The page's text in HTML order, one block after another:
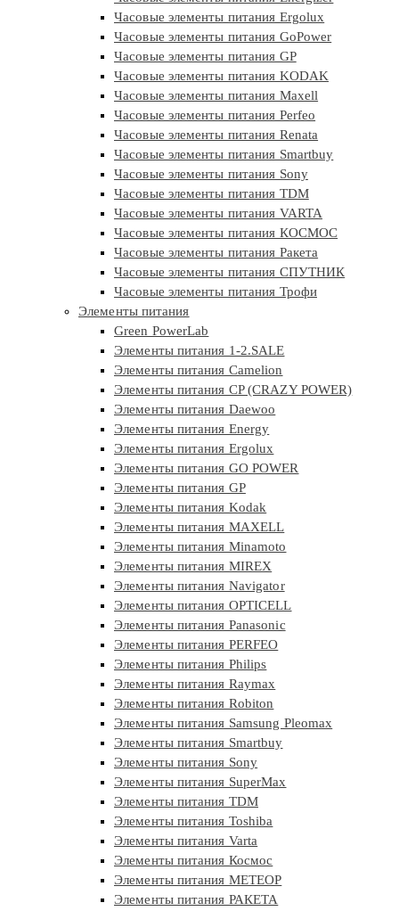
Часовые элементы питания Ergolux
Часовые элементы питания GoPower
Часовые элементы питания GP
Часовые элементы питания KODAK
Часовые элементы питания Maxell
Часовые элементы питания Perfeo
Часовые элементы питания Renata
Часовые элементы питания Smartbuy
Часовые элементы питания Sony
Часовые элементы питания TDM
Часовые элементы питания VARTA
Часовые элементы питания КОСМОС
Часовые элементы питания Ракета
Часовые элементы питания СПУТНИК
Часовые элементы питания Трофи
Элементы питания
Green PowerLab
Элементы питания 1-2.SALE
Элементы питания Camelion
Элементы питания CP (CRAZY POWER)
Элементы питания Daewoo
Элементы питания Energy
Элементы питания Ergolux
Элементы питания GO POWER
Элементы питания GP
Элементы питания Kodak
Элементы питания MAXELL
Элементы питания Minamoto
Элементы питания MIREX
Элементы питания Navigator
Элементы питания OPTICELL
Элементы питания Panasonic
Элементы питания PERFEO
Элементы питания Philips
Элементы питания Raymax
Элементы питания Robiton
Элементы питания Samsung Pleomax
Элементы питания Smartbuy
Элементы питания Sony
Элементы питания SuperMax
Элементы питания TDM
Элементы питания Toshiba
Элементы питания Varta
Элементы питания Космос
Элементы питания МЕТЕОР
Элементы питания РАКЕТА